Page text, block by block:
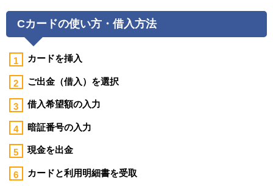
Cカードの使い方・借入方法
カードを挿入
ご出金（借入）を選択
借入希望額の入力
暗証番号の入力
現金を出金
カードと利用明細書を受取